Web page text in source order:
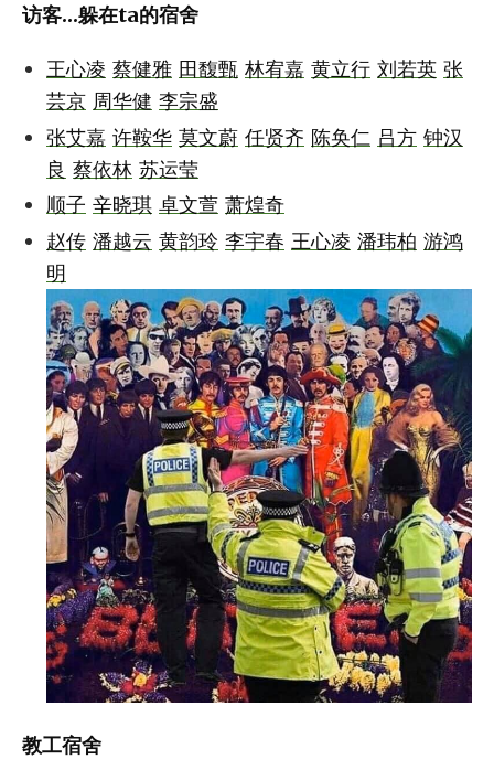
访客...躲在ta的宿舍
王心凌 蔡健雅 田馥甄 林宥嘉 黄立行 刘若英 张
芸京 周华健 李宗盛
张艾嘉 许鞍华 莫文蔚 任贤齐 陈奂仁 吕方 钟汉
良 蔡依林 苏运莹
顺子 辛晓琪 卓文萱 萧煌奇
赵传 潘越云 黄韵玲 李宇春 王心凌 潘玮柏 游鸿
明
教工宿舍